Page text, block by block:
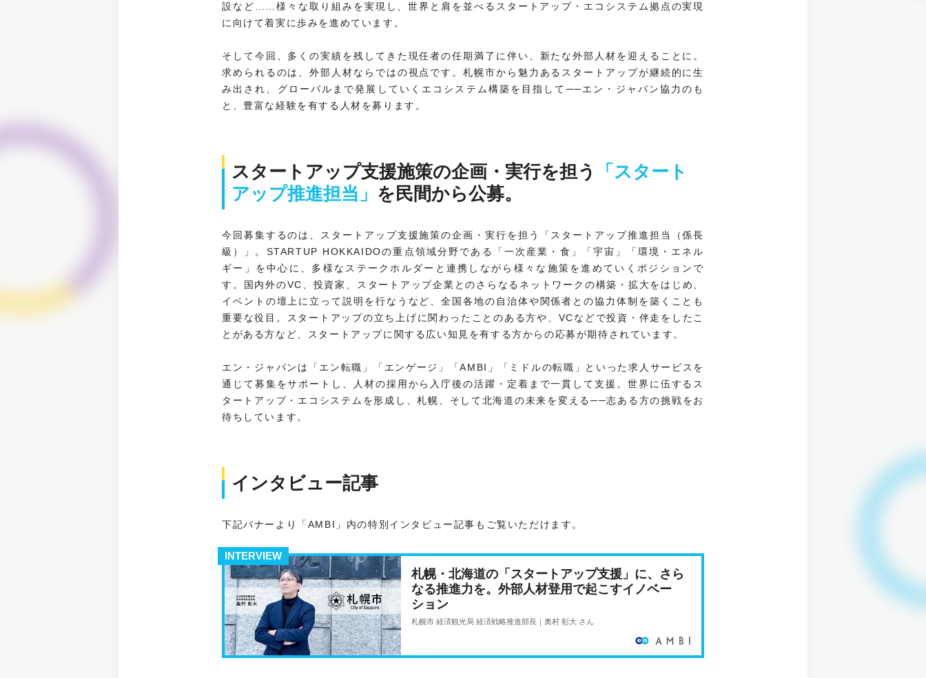
設など……様々な取り組みを実現し、世界と肩を並べるスタートアップ・エコシステム拠点の実現
に向けて着実に歩みを進めています。
そして今回、多くの実績を残してきた現任者の任期満了に伴い、新たな外部人材を迎えることに。
求められるのは、外部人材ならではの視点です。札幌市から魅力あるスタートアップが継続的に生
み出され、グローバルまで発展していくエコシステム構築を目指して──エン・ジャパン協力のも
と、豊富な経験を有する人材を募ります。
スタートアップ支援施策の企画・実行を担う
「スタート
アップ推進担当」 を民間から公募。
今回募集するのは、スタートアップ支援施策の企画・実行を担う「スタートアップ推進担当（係長
級）」。STARTUP HOKKAIDOの重点領域分野である「一次産業・食」「宇宙」「環境・エネル
ギー」を中心に、多様なステークホルダーと連携しながら様々な施策を進めていくポジションで
す。国内外のVC、投資家、スタートアップ企業とのさらなるネットワークの構築・拡大をはじめ、
イベントの壇上に立って説明を行なうなど、全国各地の自治体や関係者との協力体制を築くことも
重要な役目。スタートアップの立ち上げに関わったことのある方や、VCなどで投資・伴走をしたこ
とがある方など、スタートアップに関する広い知見を有する方からの応募が期待されています。
エン・ジャパンは「エン転職」「エンゲージ」「AMBI」「ミドルの転職」といった求人サービスを
通じて募集をサポートし、人材の採用から入庁後の活躍・定着まで一貫して支援。世界に伍するス
タートアップ・エコシステムを形成し、札幌、そして北海道の未来を変える──志ある方の挑戦をお
待ちしています。
インタビュー記事
下記バナーより「AMBI」内の特別インタビュー記事もご覧いただけます。
INTERVIEW
札幌・北海道の「スタートアップ支援」に、さら
なる推進力を。外部人材登用で起こすイノベー
ション
札幌市 経済観光局 経済戦略推進部長｜奥村 彰大 さん